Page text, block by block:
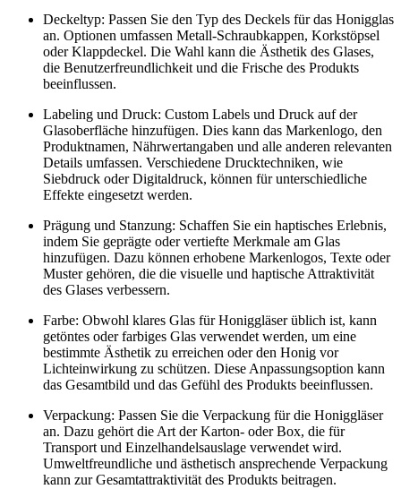
Deckeltyp: Passen Sie den Typ des Deckels für das Honigglas
an. Optionen umfassen Metall-Schraubkappen, Korkstöpsel
oder Klappdeckel. Die Wahl kann die Ästhetik des Glases,
die Benutzerfreundlichkeit und die Frische des Produkts
beeinflussen.
Labeling und Druck: Custom Labels und Druck auf der
Glasoberfläche hinzufügen. Dies kann das Markenlogo, den
Produktnamen, Nährwertangaben und alle anderen relevanten
Details umfassen. Verschiedene Drucktechniken, wie
Siebdruck oder Digitaldruck, können für unterschiedliche
Effekte eingesetzt werden.
Prägung und Stanzung: Schaffen Sie ein haptisches Erlebnis,
indem Sie geprägte oder vertiefte Merkmale am Glas
hinzufügen. Dazu können erhobene Markenlogos, Texte oder
Muster gehören, die die visuelle und haptische Attraktivität
des Glases verbessern.
Farbe: Obwohl klares Glas für Honiggläser üblich ist, kann
getöntes oder farbiges Glas verwendet werden, um eine
bestimmte Ästhetik zu erreichen oder den Honig vor
Lichteinwirkung zu schützen. Diese Anpassungsoption kann
das Gesamtbild und das Gefühl des Produkts beeinflussen.
Verpackung: Passen Sie die Verpackung für die Honiggläser
an. Dazu gehört die Art der Karton- oder Box, die für
Transport und Einzelhandelsauslage verwendet wird.
Umweltfreundliche und ästhetisch ansprechende Verpackung
kann zur Gesamtattraktivität des Produkts beitragen.